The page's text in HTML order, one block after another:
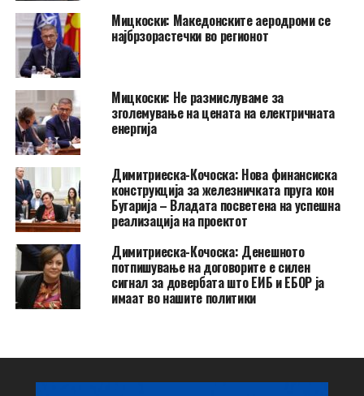
Мицкоски: Македонските аеродроми се
најбрзорастечки во регионот
Мицкоски: Не размислуваме за
зголемување на цената на електричната
енергија
Димитриеска-Кочоска: Нова финансиска
конструкција за железничката пруга кон
Бугарија – Владата посветена на успешна
реализација на проектот
Димитриеска-Кочоска: Денешното
потпишување на договорите е силен
сигнал за довербата што ЕИБ и ЕБОР ја
имаат во нашите политики